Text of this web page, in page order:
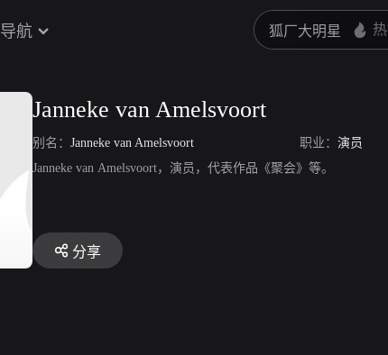
导航
Janneke van Amelsvoort
别名： Janneke van Amelsvoort 职业： 演员
Janneke van Amelsvoort，演员，代表作品《聚会》等。
分享